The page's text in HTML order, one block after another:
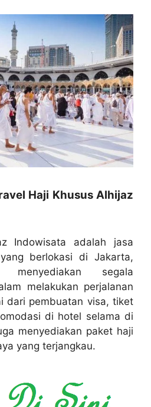
Haji Khusus Alhijaz
Indowisata adalah jasa
berlokasi di Jakarta,
menyediakan segala
melakukan perjalanan
dari pembuatan visa, tiket
di hotel selama di
menyediakan paket haji
yang terjangkau.